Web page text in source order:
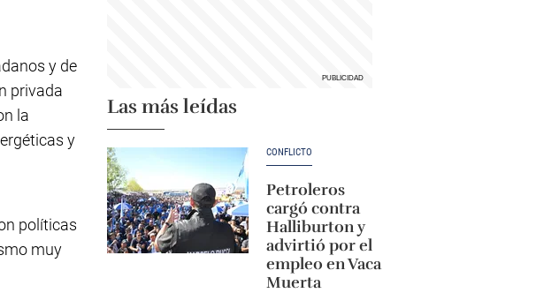
y de
privada
la
y
políticas
muy
Las más leídas
CONFLICTO
Petroleros
cargó contra
Halliburton y
advirtió por el
empleo en Vaca
Muerta